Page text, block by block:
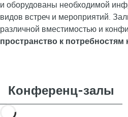
и оборудованы необходимой
видов встреч и мероприятий.
различной вместимостью и
пространство к
Конференц-залы